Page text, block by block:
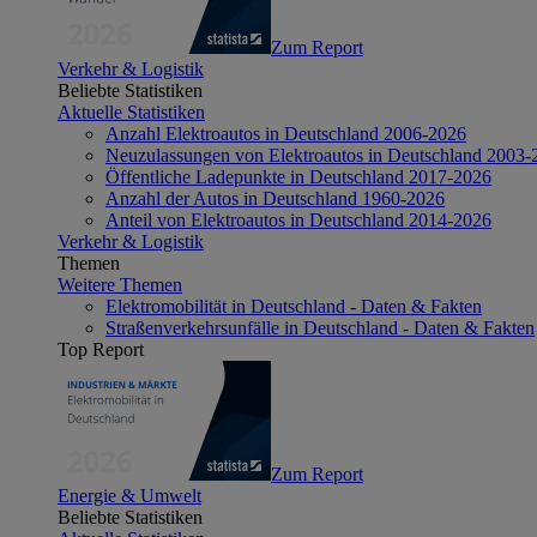
Zum Report
Verkehr & Logistik
Beliebte Statistiken
Aktuelle Statistiken
Anzahl Elektroautos in Deutschland 2006-2026
Neuzulassungen von Elektroautos in Deutschland 2003-
Öffentliche Ladepunkte in Deutschland 2017-2026
Anzahl der Autos in Deutschland 1960-2026
Anteil von Elektroautos in Deutschland 2014-2026
Verkehr & Logistik
Themen
Weitere Themen
Elektromobilität in Deutschland - Daten & Fakten
Straßenverkehrsunfälle in Deutschland - Daten & Fakten
Top Report
Zum Report
Energie & Umwelt
Beliebte Statistiken